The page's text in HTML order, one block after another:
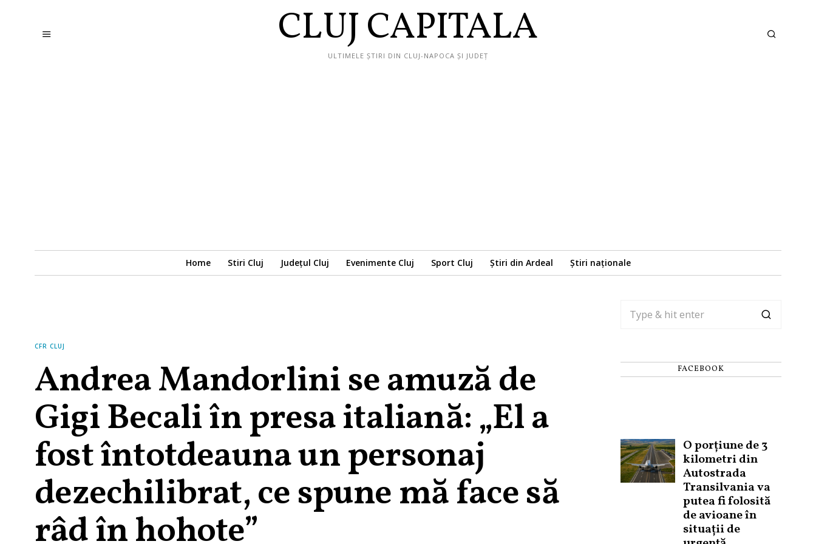
CLUJ CAPITALA
ULTIMELE ȘTIRI DIN CLUJ-NAPOCA ȘI JUDEȚ
Home Stiri Cluj Județul Cluj Evenimente Cluj Sport Cluj Știri din Ardeal Știri naționale
CFR CLUJ
Andrea Mandorlini se amuză de
Gigi Becali în presa italiană: „El a
fost întotdeauna un personaj
dezechilibrat, ce spune mă face să
râd în hohote”
FACEBOOK
O porțiune de 3
kilometri din
Autostrada
Transilvania va
putea fi folosită
de avioane în
situații de